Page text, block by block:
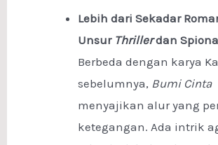
Lebih dari Sekadar
Unsur Thrillerdan
Berbeda dengan karya
sebelumnya, Bumi Cinta
menyajikan alur yang
ketegangan. Ada intrik